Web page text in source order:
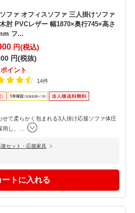
ファ オフィスソファ 三人掛けソファ
肘 PVCレザー 幅1870×奥行745×高さ
フ...
円(税込)
円(税抜)
ポイント
14件
せて柔らかく包まれる3人掛け応接ソファ体圧
し、
接セット・応接家具